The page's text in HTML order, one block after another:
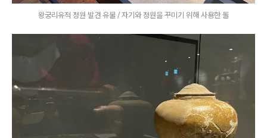
왕궁리유적 정원 발견 유물 / 자기와 정원을 꾸미기 위해 사용한 돌